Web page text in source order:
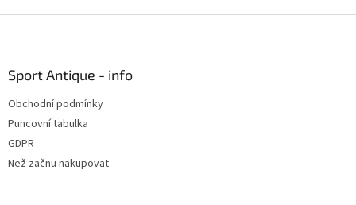
Sport Antique - info
Obchodní podmínky
Puncovní tabulka
GDPR
Než začnu nakupovat